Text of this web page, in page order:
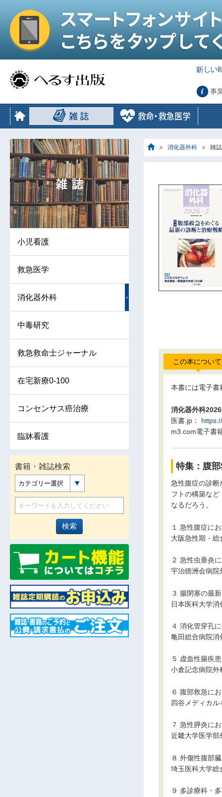
事
消化器外科 雑
この本について
本書には電子書
消化器外科
医書.jp：
m3.com電子書
特集：腹
急性腹症の診断
フトの構築な
なるだろう。
１ 急性腹症に
大阪急性期・
２ 急性虫垂炎
宇治徳洲会病
３ 腸閉塞の最
日本医科大学
４ 消化管穿孔
亀田総合病院
５ 虚血性腸疾患
小倉記念病院
６ 腹部救急に
四谷メディカ
７ 急性膵炎に
近畿大学医学
８ 外傷性腹部
埼玉医科大学
９ 多診療科・
小児看護
救急医学
消化器外科
中毒研究
救急救命士ジャーナル
在宅新療0-100
コンセンサス癌治療
臨牀看護
書籍・雑誌検索
カテゴリー選択